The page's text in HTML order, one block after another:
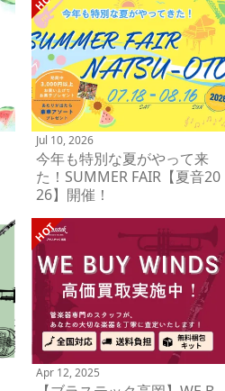
Jul 10, 2026
今年も特別な夏がやって来
た！SUMMER FAIR【夏音20
26】開催！
Apr 12, 2025